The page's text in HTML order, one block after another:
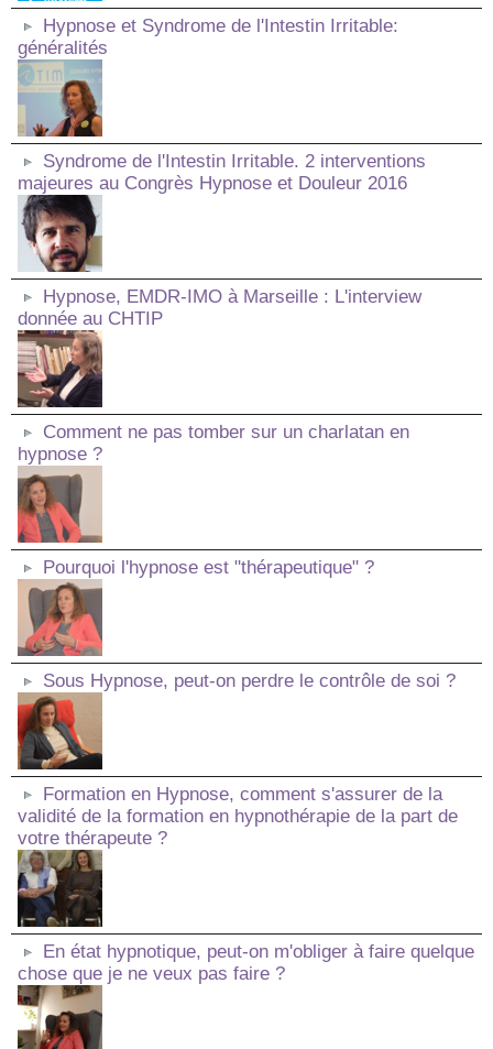
Hypnose et Syndrome de l'Intestin Irritable:
généralités
Syndrome de l'Intestin Irritable. 2 interventions
majeures au Congrès Hypnose et Douleur 2016
Hypnose, EMDR-IMO à Marseille : L'interview
donnée au CHTIP
Comment ne pas tomber sur un charlatan en
hypnose ?
Pourquoi l'hypnose est "thérapeutique" ?
Sous Hypnose, peut-on perdre le contrôle de soi ?
Formation en Hypnose, comment s'assurer de la
validité de la formation en hypnothérapie de la part de
votre thérapeute ?
En état hypnotique, peut-on m'obliger à faire quelque
chose que je ne veux pas faire ?